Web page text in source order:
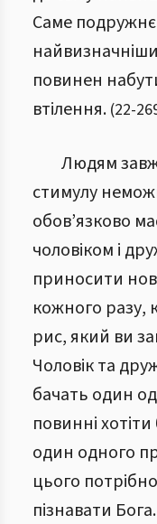
Саме
повинен
втілення. (22-
Людям
стимулу
обов’язково
чоловіком і
приносити
кожного разу,
рис, який ви
Чоловік та
бачать один
повинні
один одного
цього
пізнавати Бога.